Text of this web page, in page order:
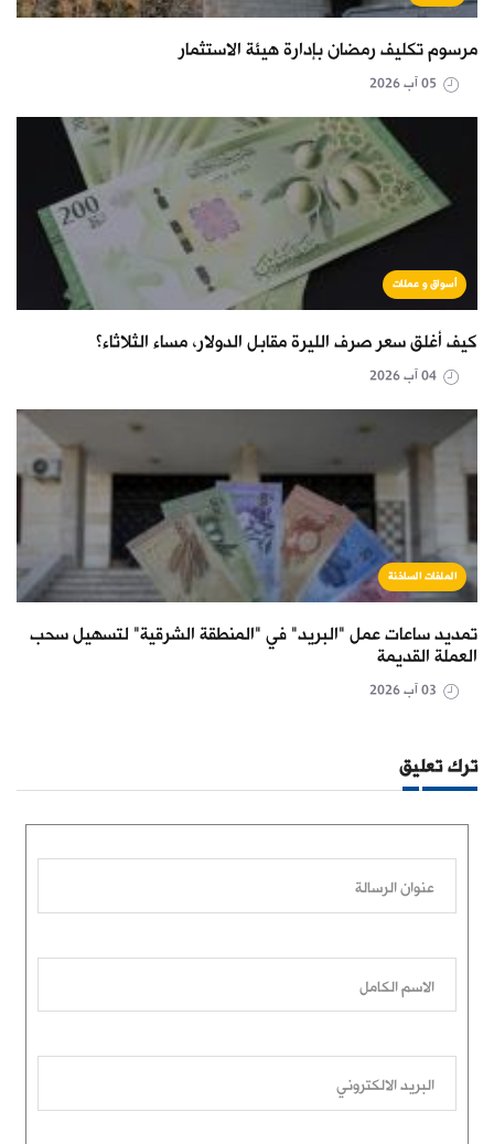
مرسوم تكليف رمضان بإدارة هيئة الاستثمار
أسواق و عملات
كيف أغلق سعر صرف الليرة مقابل الدولار، مساء الثلاثاء؟
الملفات الساخنة
تمديد ساعات عمل "البريد" في "المنطقة الشرقية" لتسهيل سحب
العملة القديمة
ترك تعليق
عنوان الرسالة
الاسم الكامل
البريد الالكتروني